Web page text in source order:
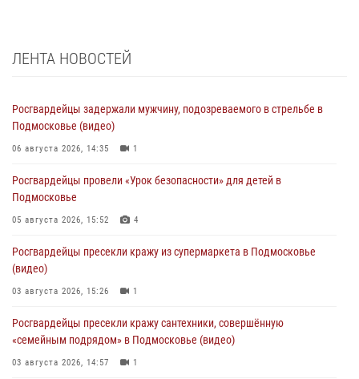
ЛЕНТА НОВОСТЕЙ
Росгвардейцы задержали мужчину, подозреваемого в стрельбе в
Подмосковье (видео)
06 августа 2026, 14:35 1
Росгвардейцы провели «Урок безопасности» для детей в
Подмосковье
05 августа 2026, 15:52 4
Росгвардейцы пресекли кражу из супермаркета в Подмосковье
(видео)
03 августа 2026, 15:26 1
Росгвардейцы пресекли кражу сантехники, совершённую
«семейным подрядом» в Подмосковье (видео)
03 августа 2026, 14:57 1